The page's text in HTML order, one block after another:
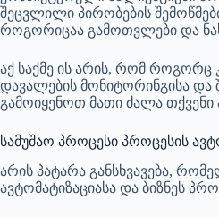
შეცვლილი პირობების
როგორიცაა გამოთვლები და
აქ საქმე ის არის, რომ როგორც
დავალების მონიტორინგისა და
გამოიყენოთ მათი ძალა
სამუშაო პროცესი პროცესის
არის პატარა განსხვავება,
ავტომატიზაციასა და ბიზნეს